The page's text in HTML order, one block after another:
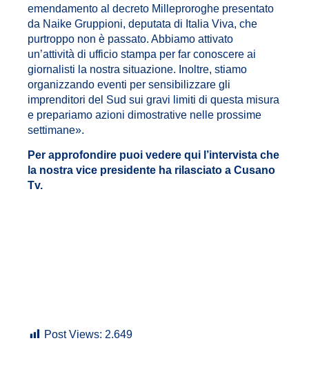
emendamento al decreto Milleproroghe presentato
da Naike Gruppioni, deputata di Italia Viva, che
purtroppo non è passato. Abbiamo attivato
un’attività di ufficio stampa per far conoscere ai
giornalisti la nostra situazione. Inoltre, stiamo
organizzando eventi per sensibilizzare gli
imprenditori del Sud sui gravi limiti di questa misura
e prepariamo azioni dimostrative nelle prossime
settimane».
Per approfondire puoi vedere qui l’intervista che
la nostra vice presidente ha rilasciato a Cusano
Tv.
Post Views: 2.649